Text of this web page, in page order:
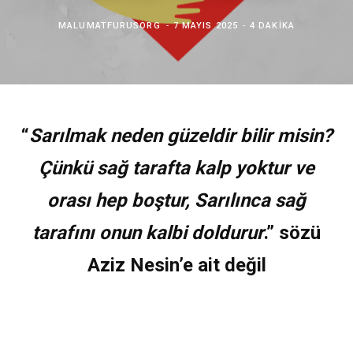
MALUMATFURUSORG 7 MAYIS 2025 4 DAKIKA
“Sarılmak neden güzeldir bilir misin?
Çünkü sağ tarafta kalp yoktur ve
orası hep boştur, Sarılınca sağ
tarafını onun kalbi doldurur.” sözü
Aziz Nesin’e ait değil